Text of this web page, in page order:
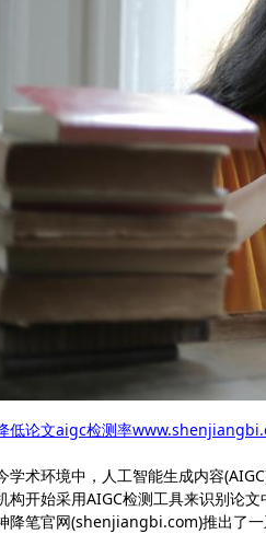
低论文aigc检测率
学术环境中，人工智能生成内容
构开始采用AIGC检测工具来识别论
降笔官网(shenjiangbi.com)推出了